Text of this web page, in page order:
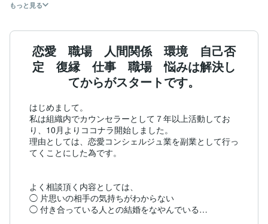
もっと見る
恋愛 職場 人間関係 環境 自己否
定 復縁 仕事 職場 悩みは解決し
てからがスタートです。
はじめまして。
私は組織内でカウンセラーとして７年以上活動してお
り、10月よりココナラ開始しました。
理由としては、恋愛コンシェルジュ業を副業として行っ
てくことにした為です。
よく相談頂く内容としては、
◯ 片思いの相手の気持ちがわからない
◯ 付き合っている人との結婚をなやんでいる